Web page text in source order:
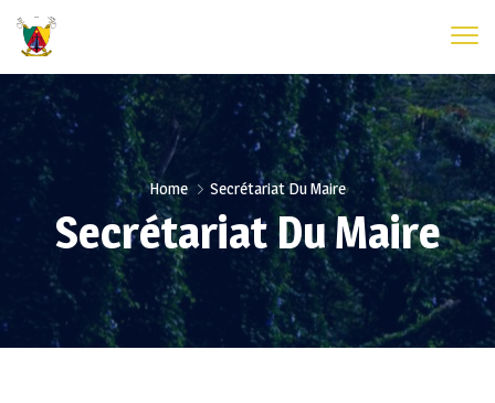
Home Secrétariat Du Maire
Secrétariat Du Maire